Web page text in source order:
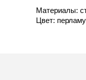
Материалы:
Цвет: